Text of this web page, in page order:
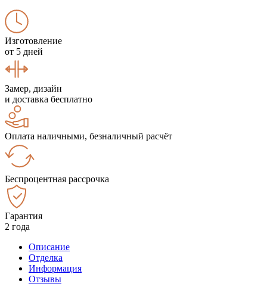
Изготовление
от 5 дней
Замер, дизайн
и доставка бесплатно
Оплата наличными, безналичный расчёт
Беспроцентная рассрочка
Гарантия
2 года
Описание
Отделка
Информация
Отзывы